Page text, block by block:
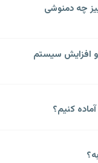
چه دمنوشی
و افزایش سیستم
کنیم؟